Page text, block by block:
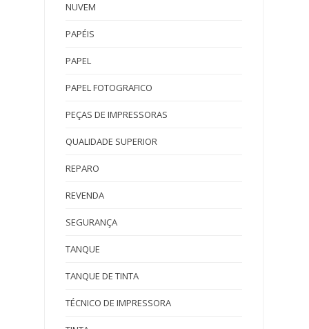
NUVEM
PAPÉIS
PAPEL
PAPEL FOTOGRAFICO
PEÇAS DE IMPRESSORAS
QUALIDADE SUPERIOR
REPARO
REVENDA
SEGURANÇA
TANQUE
TANQUE DE TINTA
TÉCNICO DE IMPRESSORA